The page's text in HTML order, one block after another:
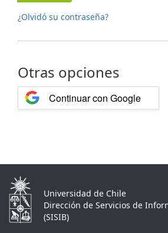
¿Olvidó su contraseña?
Otras opciones
Continuar con Google
Universidad de Chile
Dirección de Servicios de
(SISIB)